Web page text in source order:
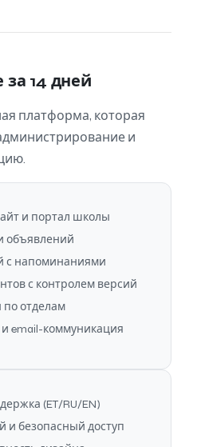
14 дней
платформа, которая
и
и портал школы
объявлений
с напоминаниями
с контролем версий
отделам
и email-коммуникация
(ET/RU/EN)
и безопасный доступ